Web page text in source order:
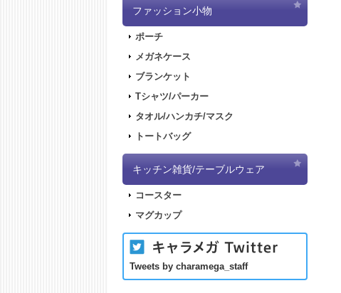
ファッション小物
ポーチ
メガネケース
ブランケット
Tシャツ/パーカー
タオル/ハンカチ/マスク
トートバッグ
キッチン雑貨/テーブルウェア
コースター
マグカップ
Tweets by charamega_staff